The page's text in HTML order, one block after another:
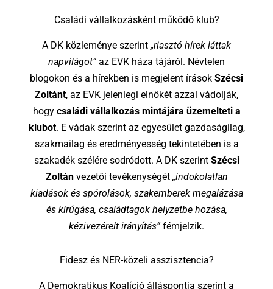
Családi vállalkozásként működő klub?
A DK közleménye szerint „riasztó hírek láttak
napvilágot”az EVK háza tájáról. Névtelen
blogokon és a hírekben is megjelent írások Szécsi
Zoltánt, az EVK jelenlegi elnökét azzal vádolják,
hogy családi vállalkozás mintájára üzemelteti a
klubot. E vádak szerint az egyesület gazdaságilag,
szakmailag és eredményesség tekintetében is a
szakadék szélére sodródott. A DK szerint Szécsi
Zoltánvezetői tevékenységét „indokolatlan
kiadások és spórolások, szakemberek megalázása
és kirúgása, családtagok helyzetbe hozása,
kézivezérelt irányítás”fémjelzik.
Fidesz és NER-közeli asszisztencia?
A Demokratikus Koalíció álláspontja szerint a